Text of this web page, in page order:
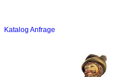
Katalog Anfrage